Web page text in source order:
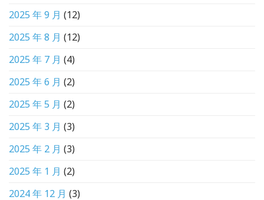
2025 年 9 月 (12)
2025 年 8 月 (12)
2025 年 7 月 (4)
2025 年 6 月 (2)
2025 年 5 月 (2)
2025 年 3 月 (3)
2025 年 2 月 (3)
2025 年 1 月 (2)
2024 年 12 月 (3)